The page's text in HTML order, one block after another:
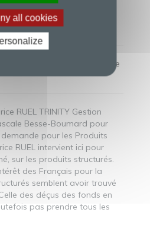
2021
Page
RUEL TRINITY Gestion
Besse-Boumard pour
pour les Produits
RUEL intervient ici pour
sur les produits structurés.
des Français pour la
semblent avoir trouvé
des déçus des fonds en
pas prendre tous les
all cookies